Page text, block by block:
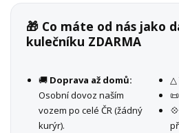
🎁 Co máte od nás jako
kulečníku ZDARMA
🚚 Doprava až domů:
Osobní dovoz naším
vozem po celé ČR (žádný
kurýr).
△